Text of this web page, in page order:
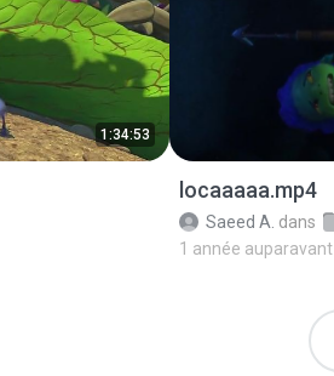
1:34:53
locaaaaa.mp4
Saeed A. dans
1 année auparavant